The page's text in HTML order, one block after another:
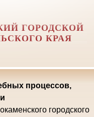
ГОРОДСКОЙ
КРАЯ
процессов,
городского